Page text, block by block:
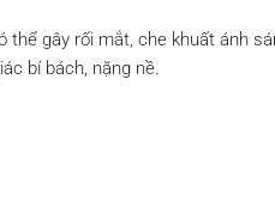
thể gây rối mắt, che khuất ánh
bí bách, nặng nề.